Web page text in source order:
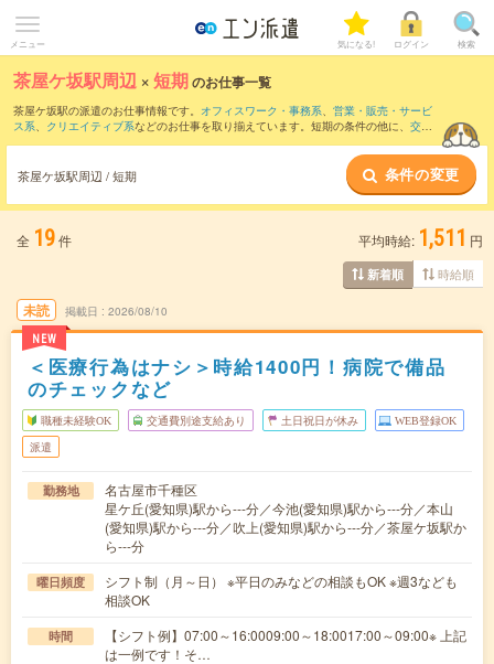
メニュー 気になる! ログイン 検索
茶屋ケ坂駅周辺 ×短期のお仕事一覧
茶屋ケ坂駅の派遣のお仕事情報です。 オフィスワーク・事務系、 営業・販売・サービ
ス系、 クリエイティブ系などのお仕事を取り揃えています。短期の条件の他に、 交通
茶屋ケ坂駅周辺 / 短期 条件の変更
全 19件 平均時給: 1,511 円
新着順 時給順
未読
NEW
掲載日 2026/08/10
＜医療行為はナシ＞時給1400円！病院で備品
のチェックなど
職種未経験OK 交通費別途支給あり 土日祝日が休み WEB登録OK
派遣
勤務地
名古屋市千種区
星ケ丘(愛知県)駅から---分／今池(愛知県)駅から---分／本山
(愛知県)駅から---分／吹上(愛知県)駅から---分／茶屋ケ坂駅か
ら---分
曜日頻度
シフト制（月～日） ※平日のみなどの相談もOK ※週3なども
相談OK
時間
【シフト例】07:00～16:0009:00～18:0017:00～09:00※ 上記
は一例です！そ…